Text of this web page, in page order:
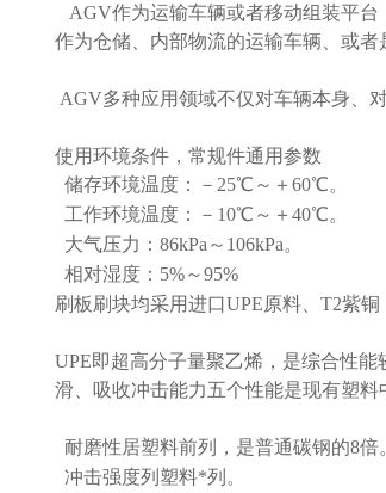
AGV作为运输车辆或者移动组装平
作为仓储、内部物流的运输车辆、或者
AGV多种应用领域不仅对车辆本身、
使用环境条件，常规件通用参数
储存环境温度：－25℃～＋60℃。
工作环境温度：－10℃～＋40℃。
大气压力：86kPa～106kPa。
相对湿度：5%～95%
刷板刷块均采用进口UPE原料、T2紫铜
UPE即超高分子量聚乙烯，是综合性
滑、吸收冲击能力五个性能是现有塑料
耐磨性居塑料前列，是普通碳钢的8倍
冲击强度列塑料*列。